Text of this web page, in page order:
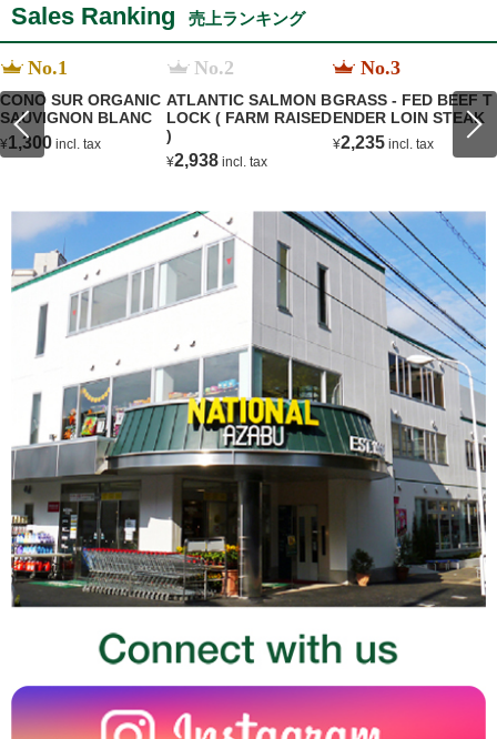
Sales Ranking 売上ランキング
No.1
CONO SUR ORGANIC
SAUVIGNON BLANC
¥1,300 incl. tax
No.2
ATLANTIC SALMON B
LOCK ( FARM RAISED
)
¥2,938 incl. tax
No.3
GRASS - FED BEEF T
ENDER LOIN STEAK
¥2,235 incl. tax